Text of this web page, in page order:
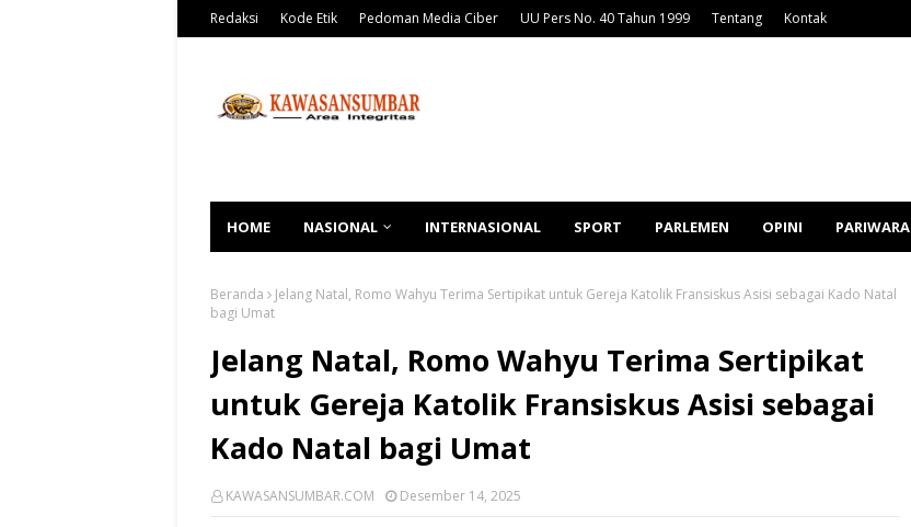
Redaksi Kode Etik Pedoman Media Ciber UU Pers No. 40 Tahun 1999 Tentang Kontak
HOME NASIONAL INTERNASIONAL SPORT PARLEMEN OPINI PARIWARA
Beranda
Jelang Natal, Romo Wahyu Terima Sertipikat untuk Gereja Katolik Fransiskus Asisi sebagai Kado Natal
bagi Umat
Jelang Natal, Romo Wahyu Terima Sertipikat
untuk Gereja Katolik Fransiskus Asisi sebagai
Kado Natal bagi Umat
KAWASANSUMBAR.COM Desember 14, 2025